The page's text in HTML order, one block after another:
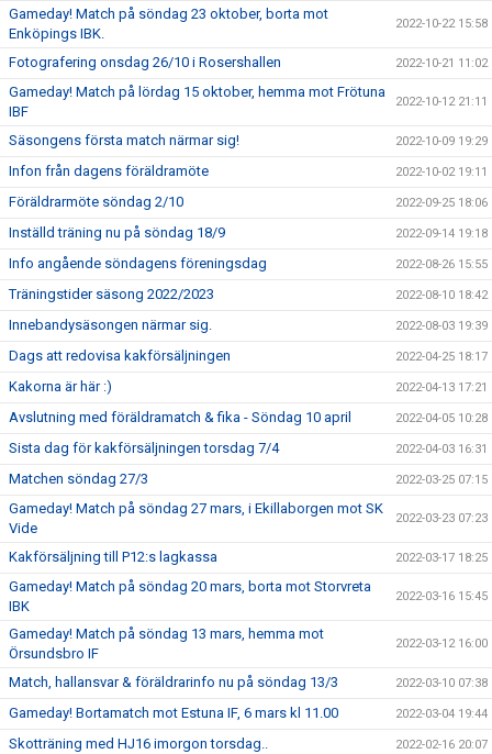
Gameday! Match på söndag 23 oktober, borta mot
Enköpings IBK.
2022-10-22 15:58
Fotografering onsdag 26/10 i Rosershallen 2022-10-21 11:02
Gameday! Match på lördag 15 oktober, hemma mot Frötuna
IBF
2022-10-12 21:11
Säsongens första match närmar sig! 2022-10-09 19:29
Infon från dagens föräldramöte 2022-10-02 19:11
Föräldrarmöte söndag 2/10 2022-09-25 18:06
Inställd träning nu på söndag 18/9 2022-09-14 19:18
Info angående söndagens föreningsdag 2022-08-26 15:55
Träningstider säsong 2022/2023 2022-08-10 18:42
Innebandysäsongen närmar sig. 2022-08-03 19:39
Dags att redovisa kakförsäljningen 2022-04-25 18:17
Kakorna är här :) 2022-04-13 17:21
Avslutning med föräldramatch & fika - Söndag 10 april 2022-04-05 10:28
Sista dag för kakförsäljningen torsdag 7/4 2022-04-03 16:31
Matchen söndag 27/3 2022-03-25 07:15
Gameday! Match på söndag 27 mars, i Ekillaborgen mot SK
Vide
2022-03-23 07:23
Kakförsäljning till P12:s lagkassa 2022-03-17 18:25
Gameday! Match på söndag 20 mars, borta mot Storvreta
IBK
2022-03-16 15:45
Gameday! Match på söndag 13 mars, hemma mot
Örsundsbro IF
2022-03-12 16:00
Match, hallansvar & föräldrarinfo nu på söndag 13/3 2022-03-10 07:38
Gameday! Bortamatch mot Estuna IF, 6 mars kl 11.00 2022-03-04 19:44
Skotträning med HJ16 imorgon torsdag.. 2022-02-16 20:07